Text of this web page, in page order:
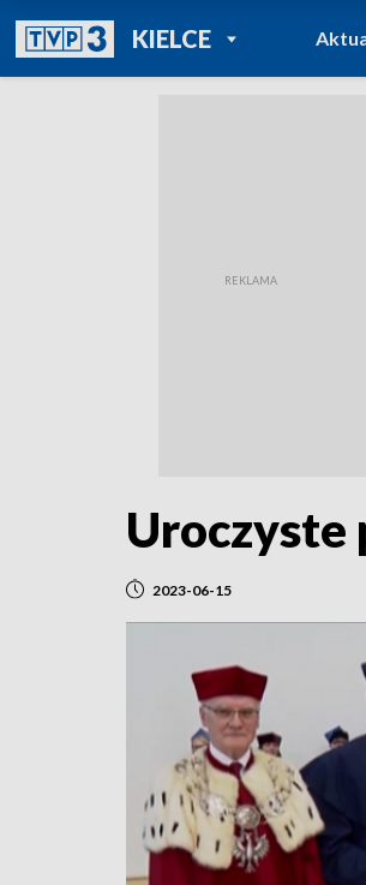
KIELCEPOWRÓT DO
TVP REGIONY
Uroczyste
2023-06-15